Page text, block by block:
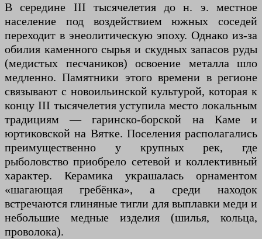
В середине III тысячелетия до н. э. местное
население под воздействием южных соседей
переходит в энеолитическую эпоху. Однако из-за
обилия каменного сырья и скудных запасов руды
(медистых песчаников) освоение металла шло
медленно. Памятники этого времени в регионе
связывают с новоильинской культурой, которая к
концу III тысячелетия уступила место локальным
традициям — гаринско-борской на Каме и
юртиковской на Вятке. Поселения располагались
преимущественно у крупных рек, где
рыболовство приобрело сетевой и коллективный
характер. Керамика украшалась орнаментом
«шагающая гребёнка», а среди находок
встречаются глиняные тигли для выплавки меди и
небольшие медные изделия (шилья, кольца,
проволока).